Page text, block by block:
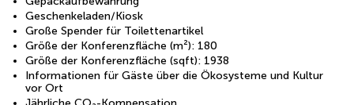
Geschenkeladen/Kiosk
Große Spender für Toilettenartikel
Größe der Konferenzfläche (m²): 180
Größe der Konferenzfläche (sqft): 1938
Informationen für Gäste über die Ökosysteme und Kultur
vor Ort